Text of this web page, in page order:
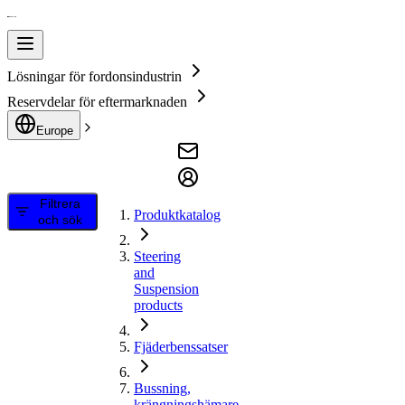
Lösningar för fordonsindustrin
Reservdelar för eftermarknaden
Europe
Filtrera
och sök
Produktkatalog
Steering
and
Suspension
products
Fjäderbenssatser
Bussning,